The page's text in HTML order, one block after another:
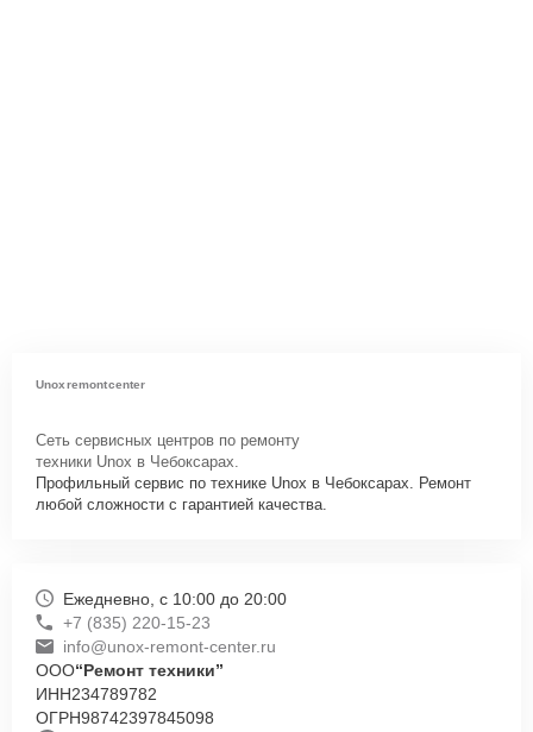
Unoxremontcenter
Сеть сервисных центров по ремонту
техники Unox в Чебоксарах.
Профильный сервис по технике Unox в Чебоксарах. Ремонт
любой сложности с гарантией качества.
Ежедневно, с 10:00 до 20:00
+7 (835) 220-15-23
info@unox-remont-center.ru
ООО“Ремонт техники”
ИНН234789782
ОГРН98742397845098